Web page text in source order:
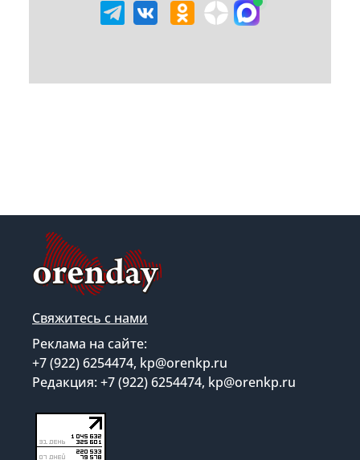
Свяжитесь с нами
Реклама на сайте:
+7 (922) 6254474, kp@orenkp.ru
Редакция: +7 (922) 6254474, kp@orenkp.ru